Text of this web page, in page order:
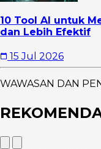
10 Tool AI untuk
dan Lebih Efektif
15 Jul 2026
WAWASAN DAN